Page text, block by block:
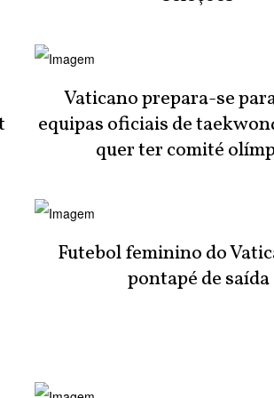
Vaticano prepara-se
equipas oficiais de
quer ter comité
Futebol feminino do
pontapé de saída